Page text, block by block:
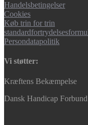
Handelsbetingelser
Cookies
Køb trin for trin
Persondatapolitik
Vi støtter:
Kræftens
Dansk Handicap